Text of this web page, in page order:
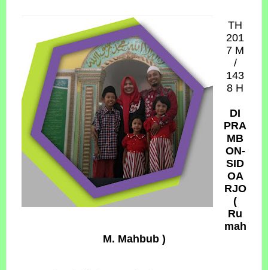
TH
201
7 M
/
143
8 H
DI
PRA
MB
ON-
SID
OA
RJO
(
Ru
mah
M. Mahbub )